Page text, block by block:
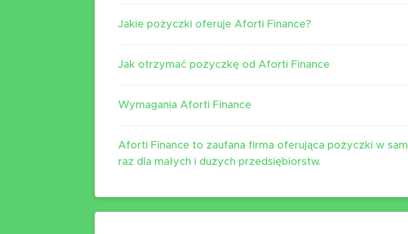
Jakie pożyczki oferuje Aforti Finance?
Jak otrzymać pożyczkę od Aforti Finance
Wymagania Aforti Finance
Aforti Finance to zaufana firma oferująca pożyczki w sam
raz dla małych i dużych przedsiębiorstw.